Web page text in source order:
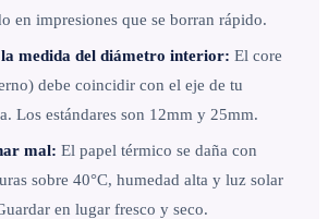
en impresiones que se borran rápido.
medida del diámetro interior: El core
debe coincidir con el eje de tu
Los estándares son 12mm y 25mm.
mal: El papel térmico se daña con
sobre 40°C, humedad alta y luz solar
en lugar fresco y seco.